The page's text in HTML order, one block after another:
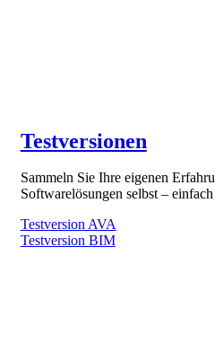
Testversionen
Sammeln Sie Ihre eigenen
Softwarelösungen selbst –
Testversion AVA
Testversion BIM